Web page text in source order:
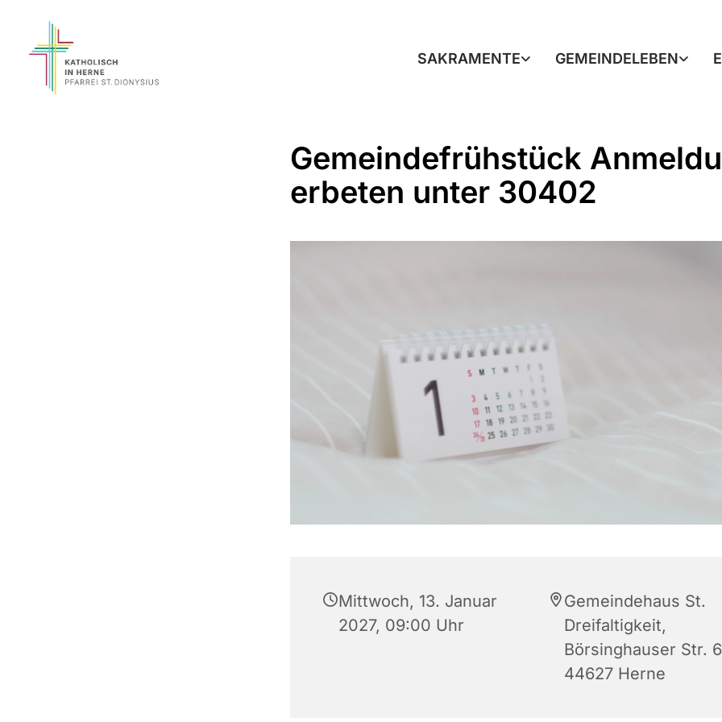
SAKRAMENTE GEMEINDELEBEN
Gemeindefrühstück
erbeten unter 30402
Mittwoch, 13. Januar
2027, 09:00 Uhr
Gemeindehaus St.
Dreifaltigkeit,
Börsinghauser Str.
44627 Herne